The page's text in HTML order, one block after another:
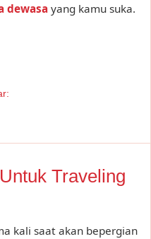
dewasayang kamu suka.
Traveling
kali saat akan bepergian